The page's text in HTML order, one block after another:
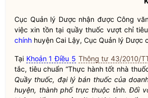
Cục Quản lý Dược nhận được Công
việc xin tồn tại quầy thuốc vượt chỉ
chính huyện Cai Lậy, Cục Quản lý Dược
Tại Khoản 1 Điều 5 Thông tư 43/2010/
tắc, tiêu chuẩn “Thực hành tốt nhà
Quầy thuốc, đại lý bán thuốc của
huyện, thành phố trực thuộc tỉnh. Đối